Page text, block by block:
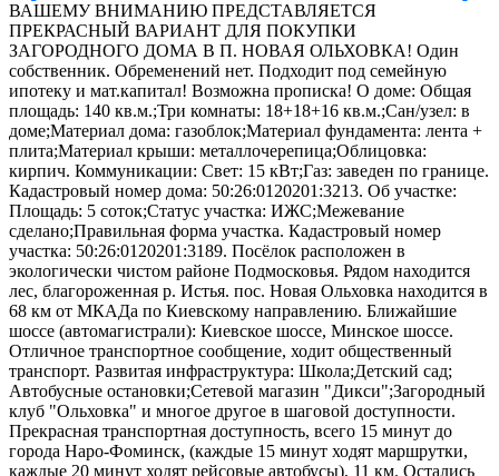
ВАШЕМУ ВНИМАНИЮ ПРЕДСТАВЛЯЕТСЯ
ПРЕКРАСНЫЙ ВАРИАНТ ДЛЯ ПОКУПКИ
ЗАГОРОДНОГО ДОМА В П. НОВАЯ ОЛЬХОВКА! Один
собственник. Обременений нет. Подходит под семейную
ипотеку и мат.капитал! Возможна прописка! О доме: Общая
площадь: 140 кв.м.;Три комнаты: 18+18+16 кв.м.;Сан/узел: в
доме;Материал дома: газоблок;Материал фундамента: лента +
плита;Материал крыши: металлочерепица;Облицовка:
кирпич. Коммуникации: Свет: 15 кВт;Газ: заведен по границе.
Кадастровый номер дома: 50:26:0120201:3213. Об участке:
Площадь: 5 соток;Статус участка: ИЖС;Межевание
сделано;Правильная форма участка. Кадастровый номер
участка: 50:26:0120201:3189. Посёлок расположен в
экологически чистом районе Подмосковья. Рядом находится
лес, благороженная р. Истья. пос. Новая Ольховка находится в
68 км от МКАДа по Киевскому направлению. Ближайшие
шоссе (автомагистрали): Киевское шоссе, Минское шоссе.
Отличное транспортное сообщение, ходит общественный
транспорт. Развитая инфраструктура: Школа;Детский сад;
Автобусные остановки;Сетевой магазин "Дикси";Загородный
клуб "Ольховка" и многое другое в шаговой доступности.
Прекрасная транспортная доступность, всего 15 минут до
города Наро-Фоминск, (каждые 15 минут ходят маршрутки,
каждые 20 минут ходят рейсовые автобусы), 11 км. Остались